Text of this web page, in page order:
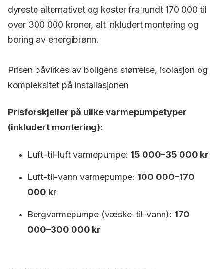
dyreste alternativet og koster fra rundt 170 000 til
over 300 000 kroner, alt inkludert montering og
boring av energibrønn.
Prisen påvirkes av boligens størrelse, isolasjon og
kompleksitet på installasjonen
Prisforskjeller på ulike varmepumpetyper
(inkludert montering):
Luft-til-luft varmepumpe: 15 000–35 000 kr
Luft-til-vann varmepumpe: 100 000–170
000 kr
Bergvarmepumpe (væske-til-vann): 170
000–300 000 kr